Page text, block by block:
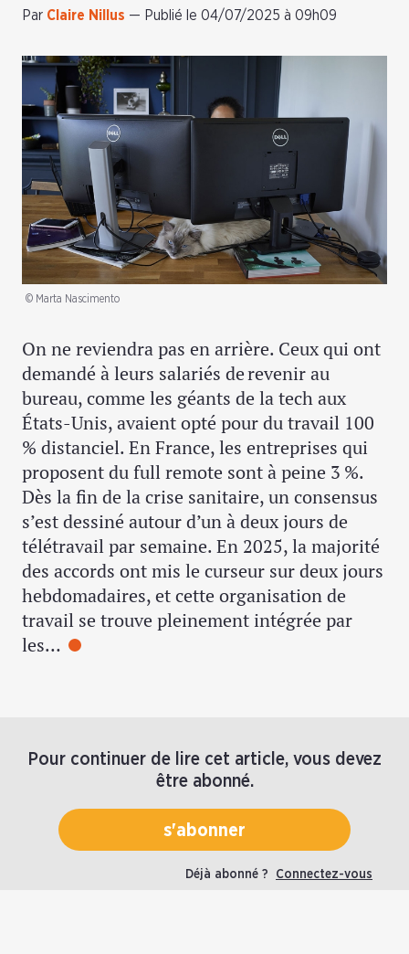
Par Claire Nillus — Publié le 04/07/2025 à 09h09
© Marta Nascimento
On ne reviendra pas en arrière. Ceux qui ont
demandé à leurs salariés de revenir au
bureau, comme les géants de la tech aux
États-Unis, avaient opté pour du travail 100
% distanciel. En France, les entreprises qui
proposent du full remote sont à peine 3 %.
Dès la fin de la crise sanitaire, un consensus
s’est dessiné autour d’un à deux jours de
télétravail par semaine. En 2025, la majorité
des accords ont mis le curseur sur deux jours
hebdomadaires, et cette organisation de
travail se trouve pleinement intégrée par
les…
Pour continuer de lire cet article, vous devez
être abonné.
s'abonner
Déjà abonné ? Connectez-vous